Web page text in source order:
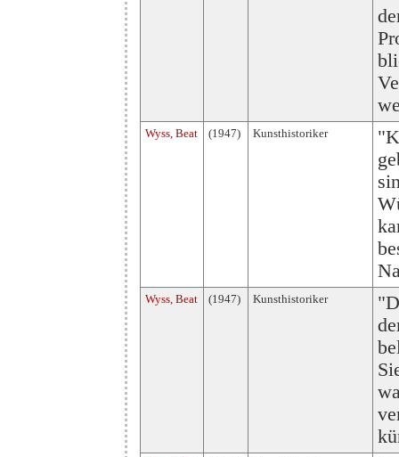
Wyss, Beat (1947) Kunsthistoriker
Wyss, Beat (1947) Kunsthistoriker